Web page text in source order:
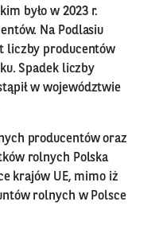
było w 2023 r.
Na Podlasiu
liczby producentów
Spadek liczby
w województwie
producentów oraz
rolnych Polska
krajów UE, mimo iż
rolnych w Polsce